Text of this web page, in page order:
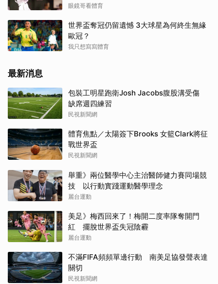
眼鏡哥看體育
世界盃奪冠仍留遺憾 3大球星為何終生無緣
歐冠？
我只想寫寫體育
最新消息
包裝工明星跑衛Josh Jacobs腹股溝受傷
缺席週四練習
民視新聞網
體育焦點／太陽簽下Brooks 女籃Clark將征
戰世界盃
民視新聞網
舉重》兩位醫學中心主治醫師健力賽同場競
技 以行動實踐運動醫學理念
麗台運動
美足》梅西回來了！梅開二度率隊奪開門
紅 擺脫世界盃失冠陰霾
麗台運動
不滿FIFA頻頻單邊行動 南美足協發聲表達
關切
民視新聞網